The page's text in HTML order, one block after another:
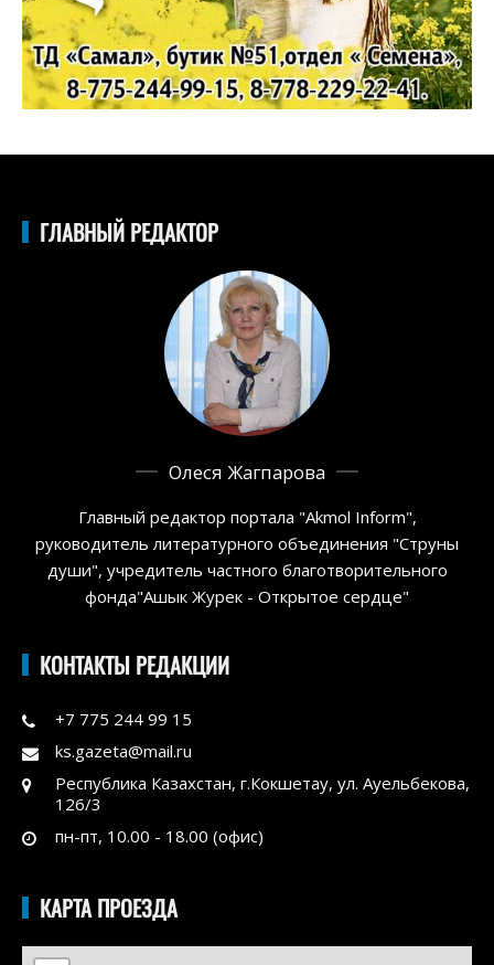
ГЛАВНЫЙ РЕДАКТОР
Олеся Жагпарова
Главный редактор портала "Akmol Inform",
руководитель литературного объединения "Струны
души", учредитель частного благотворительного
фонда"Ашык Журек - Открытое сердце"
КОНТАКТЫ РЕДАКЦИИ
+7 775 244 99 15
ks.gazeta@mail.ru
Республика Казахстан, г.Кокшетау, ул. Ауельбекова,
126/3
пн-пт, 10.00 - 18.00 (офис)
КАРТА ПРОЕЗДА